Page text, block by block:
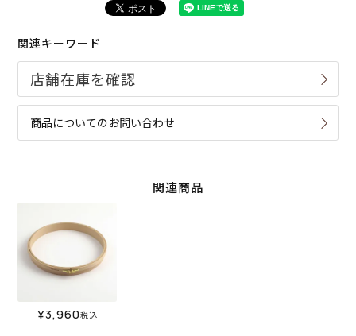
関連キーワード
商品についてのお問い合わせ
関連商品
¥3,960税込